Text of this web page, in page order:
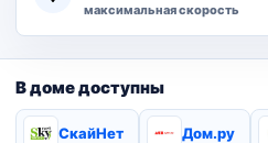
максимальная скорость
В доме доступны
СкайНет Дом.ру